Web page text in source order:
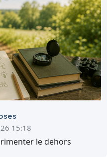
15:18
le dehors